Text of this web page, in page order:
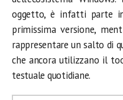
oggetto, è infatti parte
primissima versione,
rappresentare un salto di
che ancora utilizzano il
testuale quotidiane.